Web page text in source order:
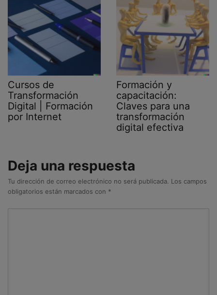
Cursos de
Transformación
Digital | Formación
por Internet
Formación y
capacitación:
Claves para una
transformación
digital efectiva
Deja una respuesta
Tu dirección de correo electrónico no será publicada. Los campos
obligatorios están marcados con *